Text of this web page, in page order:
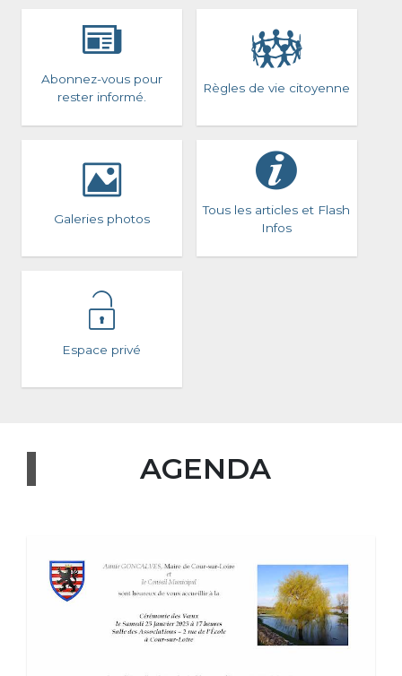
Abonnez-vous pour
rester informé.
Règles de vie citoyenne
Galeries photos
Tous les articles et Flash
Infos
Espace privé
AGENDA